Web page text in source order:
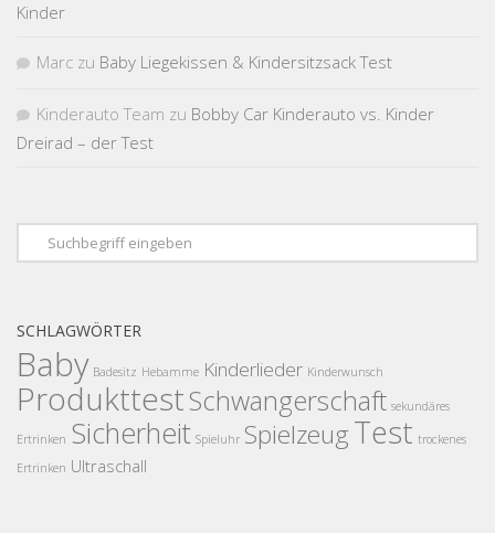
Kinder
Marc zu Baby Liegekissen & Kindersitzsack Test
Kinderauto Team zu Bobby Car Kinderauto vs. Kinder
Dreirad – der Test
SCHLAGWÖRTER
Baby Badesitz Hebamme Kinderlieder Kinderwunsch
ProdukttestSchwangerschaft sekundäres
Ertrinken Sicherheit Spieluhr SpielzeugTest trockenes
Ertrinken Ultraschall